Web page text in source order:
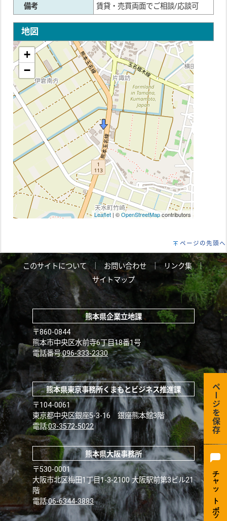
備考
賃貸・売買両面でご相談/応談可
地図
+
−
Leaflet | ©OpenStreetMapcontributors
ページの先頭へ
このサイトについて ｜ お問い合わせ ｜ リンク集 ｜
サイトマップ
熊本県企業立地課
〒860-0844
熊本市中央区水前寺6丁目18番1号
電話番号:096-333-2330
熊本県東京事務所くまもとビジネス推進課
〒104-0061
東京都中央区銀座5-3-16 銀座熊本館3階
電話:03-3572-5022
熊本県大阪事務所
〒530-0001
大阪市北区梅田1丁目1-3-2100 大阪駅前第3ビル21
階
電話:06-6344-3883
ページを保存